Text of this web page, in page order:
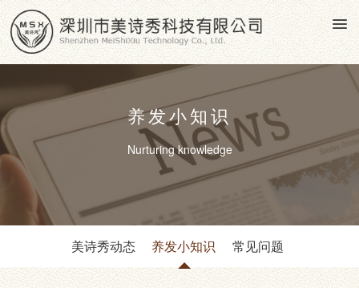
养发小知识
Nurturing knowledge
美诗秀动态 养发小知识 常见问题